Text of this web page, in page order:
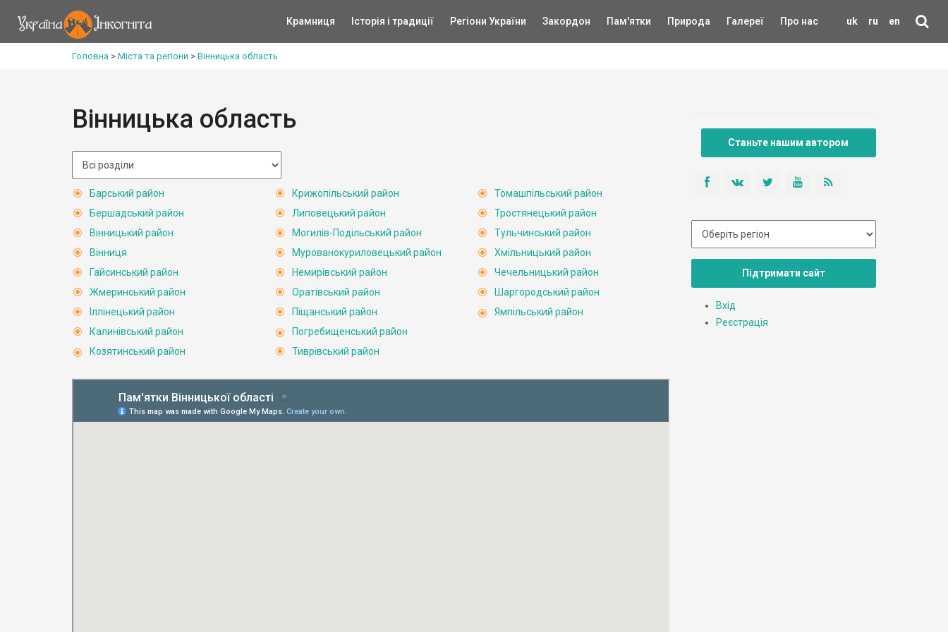
uk ru en
Крамниця Історія і традиції Регіони України Закордон Пам'ятки Природа Галереї Про нас
Головна > Міста та регіони > Вінницька область
Вінницька область
Барський район
Бершадський район
Вінницький район
Вінниця
Гайсинський район
Жмеринський район
Іллінецький район
Калинівський район
Козятинський район
Крижопільський район
Липовецький район
Могилів-Подільський район
Мурованокуриловецький район
Немирівський район
Оратівський район
Піщанський район
Погребищенський район
Тиврівський район
Томашпільський район
Тростянецький район
Тульчинський район
Хмільницький район
Чечельницький район
Шаргородський район
Ямпільський район
Станьте нашим автором
Підтримати сайт
Вхід
Реєстрація